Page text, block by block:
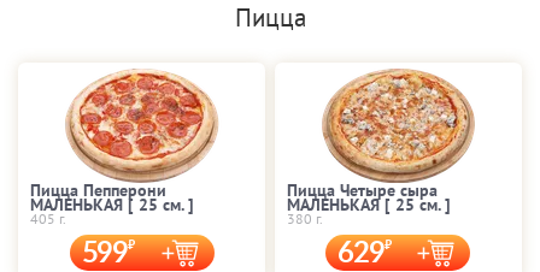
Пицца
Пицца Пепперони
МАЛЕНЬКАЯ [ 25 cм. ]
405 г.
599
Пицца Четыре сыра
МАЛЕНЬКАЯ [ 25 cм. ]
380 г.
629